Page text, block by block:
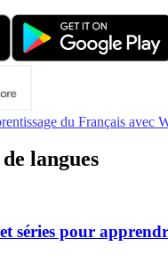
du Français avec
langues
séries pour